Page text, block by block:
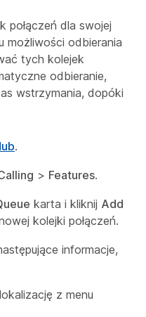
połączeń dla swojej
możliwości odbierania
tych kolejek
odbieranie,
wstrzymania, dopóki
.
> Features.
karta i kliknij Add
kolejki połączeń.
informacje,
z menu